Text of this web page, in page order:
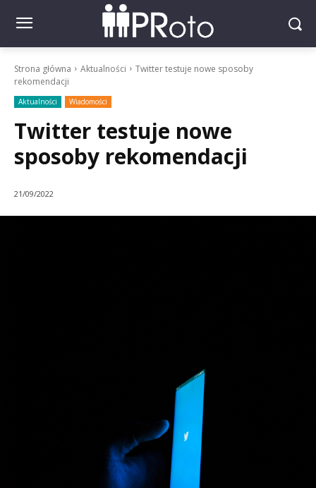
Strona główna Aktualności
Twitter testuje nowe sposoby
rekomendacji
Aktualności Wiadomości
Twitter testuje nowe
sposoby rekomendacji
21/09/2022